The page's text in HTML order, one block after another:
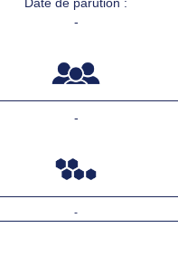
Date de parution :
-
-
-